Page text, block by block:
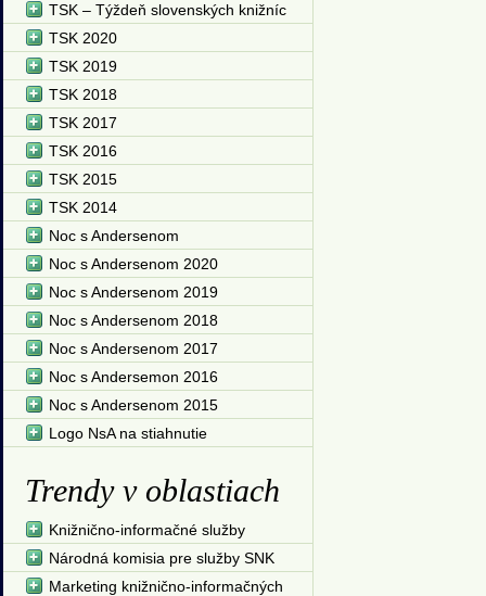
TSK – Týždeň slovenských knižníc
TSK 2020
TSK 2019
TSK 2018
TSK 2017
TSK 2016
TSK 2015
TSK 2014
Noc s Andersenom
Noc s Andersenom 2020
Noc s Andersenom 2019
Noc s Andersenom 2018
Noc s Andersenom 2017
Noc s Andersemon 2016
Noc s Andersenom 2015
Logo NsA na stiahnutie
Trendy v oblastiach
Knižnično-informačné služby
Národná komisia pre služby SNK
Marketing knižnično-informačných